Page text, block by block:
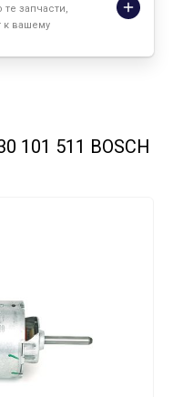
те запчасти,
к вашему
101 511 BOSCH